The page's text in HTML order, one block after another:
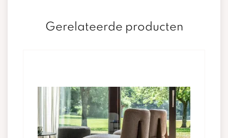
Gerelateerde producten